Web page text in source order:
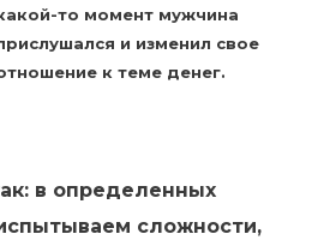
то момент мужчина
и изменил свое
к теме денег.
в определенных
сложности,